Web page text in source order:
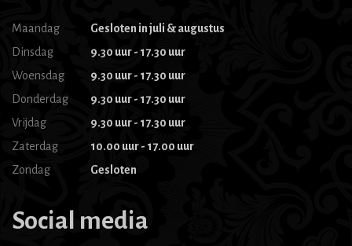
Maandag
Gesloten in juli & augustus
Dinsdag
9.30 uur - 17.30 uur
Woensdag
9.30 uur - 17.30 uur
Donderdag
9.30 uur - 17.30 uur
Vrijdag
9.30 uur - 17.30 uur
Zaterdag
10.00 uur - 17.00 uur
Zondag
Gesloten
Social media